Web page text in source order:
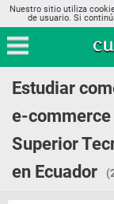
Nuestro sitio utiliza
de usuario. Si
Estudiar
e-
Superior
en Ecuador